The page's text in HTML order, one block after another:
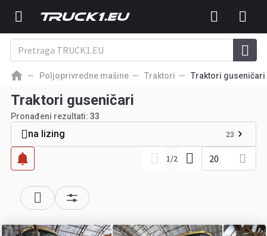
Poljoprivredne mašine Traktori Traktori guseničari
Traktori guseničari
Pronađeni rezultati: 33
na lizing 23
1/2 20